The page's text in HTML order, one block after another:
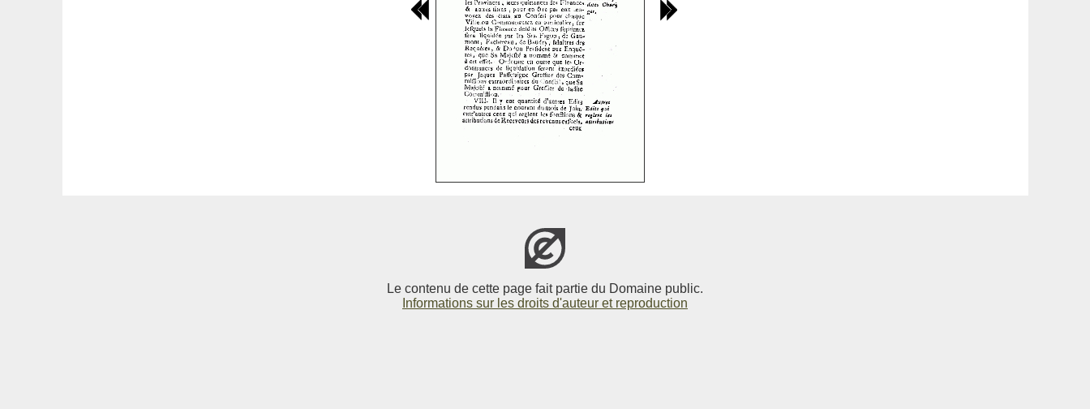
Le contenu de cette page fait partie du Domaine public.
Informations sur les droits d'auteur et reproduction